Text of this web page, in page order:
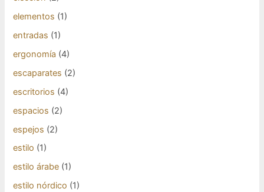
elementos (1)
entradas (1)
ergonomía (4)
escaparates (2)
escritorios (4)
espacios (2)
espejos (2)
estilo (1)
estilo árabe (1)
estilo nórdico (1)